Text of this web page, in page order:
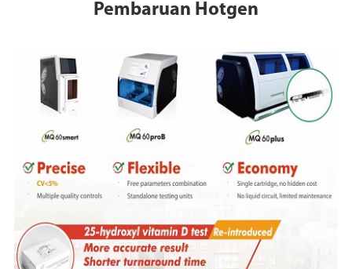
Pembaruan Hotgen